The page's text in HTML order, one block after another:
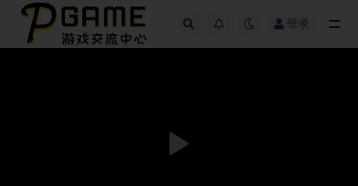
登录
全部